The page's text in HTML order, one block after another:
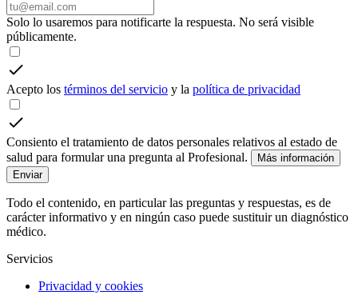
Solo lo usaremos para notificarte la respuesta. No será visible
públicamente.
Acepto los términos del servicio y la política de privacidad
Consiento el tratamiento de datos personales relativos al estado de
salud para formular una pregunta al Profesional.
Más información
Enviar
Todo el contenido, en particular las preguntas y respuestas, es de
carácter informativo y en ningún caso puede sustituir un diagnóstico
médico.
Servicios
Privacidad y cookies